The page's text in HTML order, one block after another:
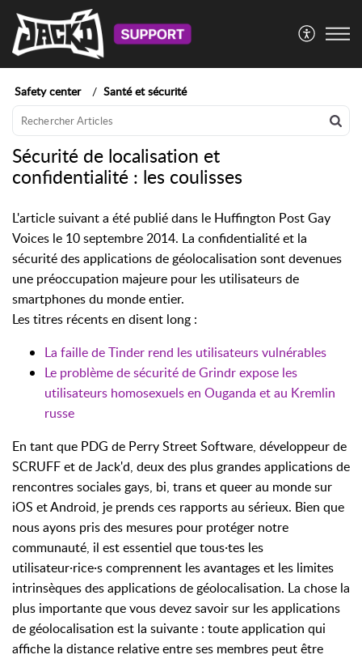
Safety center Santé et sécurité
Sécurité de localisation et
confidentialité : les coulisses
L'article suivant a été publié dans le Huffington Post Gay
Voices le 10 septembre 2014. La confidentialité et la
sécurité des applications de géolocalisation sont devenues
une préoccupation majeure pour les utilisateurs de
smartphones du monde entier.
Les titres récents en disent long :
La faille de Tinder rend les utilisateurs vulnérables
Le problème de sécurité de Grindr expose les
utilisateurs homosexuels en Ouganda et au Kremlin
russe
En tant que PDG de Perry Street Software, développeur de
SCRUFF et de Jack'd, deux des plus grandes applications de
rencontres sociales gays, bi, trans et queer au monde sur
iOS et Android, je prends ces rapports au sérieux. Bien que
nous ayons pris des mesures pour protéger notre
communauté, il est essentiel que tous·tes les
utilisateur·rice·s comprennent les avantages et les limites
intrinsèques des applications de géolocalisation. La chose la
plus importante que vous devez savoir sur les applications
de géolocalisation est la suivante : toute application qui
affiche la distance relative entre ses membres peut être